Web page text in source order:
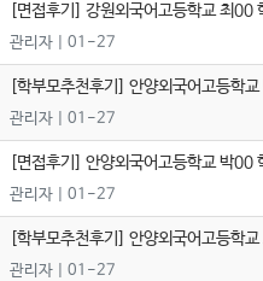
[면접후기] 강원외국어고등학교 최00
관리자 | 01-27
[학부모추천후기] 안양외국어고등학
관리자 | 01-27
[면접후기] 안양외국어고등학교 박00
관리자 | 01-27
[학부모추천후기] 안양외국어고등학
관리자 | 01-27